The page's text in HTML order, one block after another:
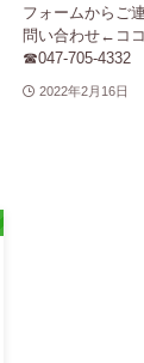
フォームからご
問い合わせ←コ
☎047-705-4332
2022年2月16日